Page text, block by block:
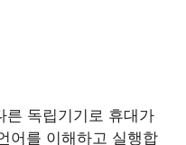
른 독립기기로 휴대가
어를 이해하고 실행합